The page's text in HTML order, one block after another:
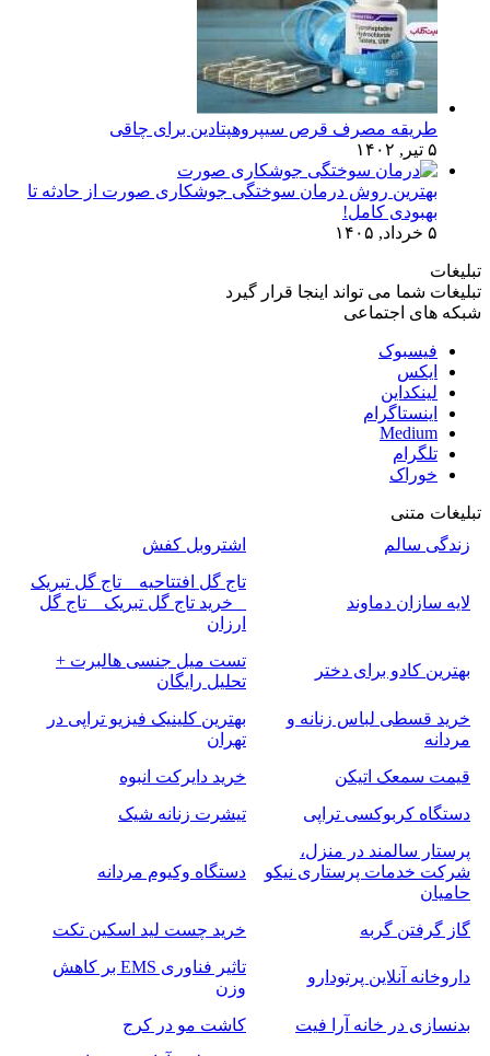
طریقه مصرف قرص سیپروهپتادین برای چاقی
۵ تیر, ۱۴۰۲
بهترین روش درمان سوختگی جوشکاری صورت از حادثه تا
بهبودی کامل!
۵ خرداد, ۱۴۰۵
تبلیغات
تبلیغات شما می تواند اینجا قرار گیرد
شبکه های اجتماعی
فیسبوک
ایکس
لینکداین
اینستاگرام
Medium
تلگرام
خوراک
تبلیغات متنی
زندگی سالم
اشتروبل کفش
لایه سازان دماوند
تاج گل افتتاحیه _ تاج گل تبریک
_ خرید تاج گل تبریک _ تاج گل
ارزان
بهترین کادو برای دختر
تست میل جنسی هالبرت +
تحلیل رایگان
خرید قسطی لباس زنانه و
مردانه
بهترین کلینیک فیزیو تراپی در
تهران
قیمت سمعک اتیکن
خرید دایرکت انبوه
دستگاه کربوکسی تراپی
تیشرت زنانه شیک
پرستار سالمند در منزل،
شرکت خدمات پرستاری نیکو
حامیان
دستگاه وکیوم مردانه
گاز گرفتن گربه خرید چست لید اسکین تکت
داروخانه آنلاین پرتودارو
تاثیر فناوری EMS بر کاهش
وزن
بدنسازی در خانه آرا فیت
کاشت مو در کرج